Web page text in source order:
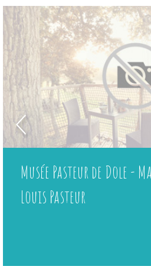
Musée Pasteur de Dole -
Louis Pasteur